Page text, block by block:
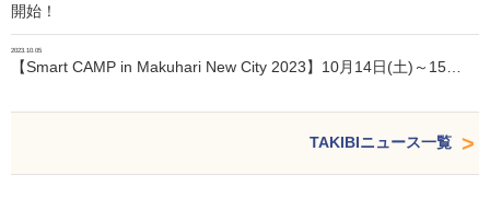
開始！
2023.10.05
【Smart CAMP in Makuhari New City 2023】10月14日(土)～15…
TAKIBIニュース一覧